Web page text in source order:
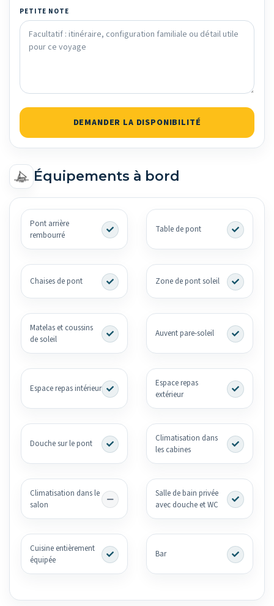
PETITE NOTE
DEMANDER LA DISPONIBILITÉ
Équipements à bord
Pont arrière
rembourré
Table de pont
Chaises de pont Zone de pont soleil
Matelas et coussins
de soleil
Auvent pare-soleil
Espace repas intérieur
Espace repas
extérieur
Douche sur le pont
Climatisation dans
les cabines
Climatisation dans le
salon
Salle de bain privée
avec douche et WC
Cuisine entièrement
équipée
Bar